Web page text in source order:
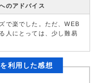
のアドバイス
で楽でした。ただ、WEB
人にとっては、少し難易
利用した感想